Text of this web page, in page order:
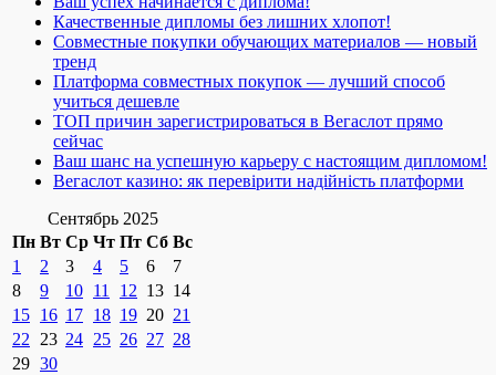
Качественные дипломы без лишних хлопот!
Совместные покупки обучающих материалов — новый
тренд
Платформа совместных покупок — лучший способ
учиться дешевле
ТОП причин зарегистрироваться в Вегаслот прямо
сейчас
Ваш шанс на успешную карьеру с настоящим дипломом!
Вегаслот казино: як перевірити надійність платформи
Сентябрь 2025
Пн Вт Ср Чт Пт Сб Вс
1 2 3 4 5 6
7
8
9 10 11 12 13 14
15 16 17 18 19 20 21
22
23 24 25 26 27 28
29 30